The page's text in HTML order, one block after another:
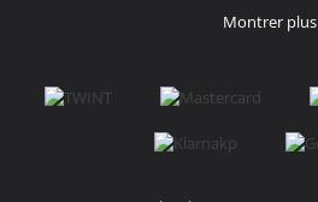
Montrer plus